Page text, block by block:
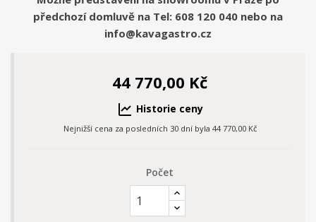
předchozí domluvě na Tel: 608 120 040 nebo na
info@kavagastro.cz
44 770,00 Kč
Historie ceny
Nejnižší cena za posledních 30 dní byla 44 770,00 Kč
Počet